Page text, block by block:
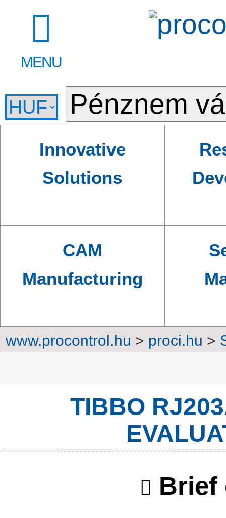
MENU
Innovative
Solutions
CAM
Manufacturing
www.procontrol.hu > proci.hu >
TIBBO
Brief